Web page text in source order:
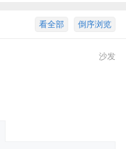
倒序浏览
看全部
沙发